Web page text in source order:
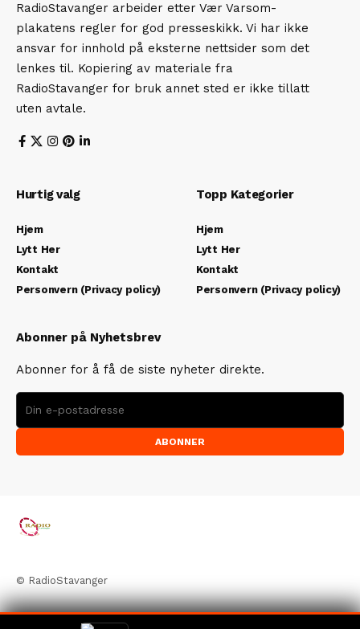
RadioStavanger arbeider etter Vær Varsom-
plakatens regler for god presseskikk. Vi har ikke
ansvar for innhold på eksterne nettsider som det
lenkes til. Kopiering av materiale fra
RadioStavanger for bruk annet sted er ikke tillatt
uten avtale.
Hurtig valg
Hjem
Lytt Her
Kontakt
Personvern (Privacy policy)
Topp Kategorier
Hjem
Lytt Her
Kontakt
Personvern (Privacy policy)
Abonner på Nyhetsbrev
Abonner for å få de siste nyheter direkte.
ABONNER
© RadioStavanger